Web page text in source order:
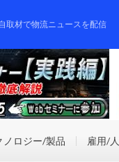
取材で物流ニュースを配信
ノロジー/製品 雇用/